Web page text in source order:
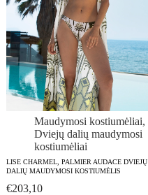
Maudymosi kostiumėliai,
Dviejų dalių maudymosi
kostiumėliai
LISE CHARMEL, PALMIER AUDACE DVIEJŲ
DALIŲ MAUDYMOSI KOSTIUMĖLIS
€203,10